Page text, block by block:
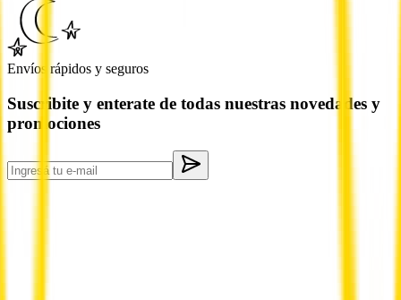
Envíos rápidos y seguros
Suscribite y enterate de todas nuestras novedades y
promociones